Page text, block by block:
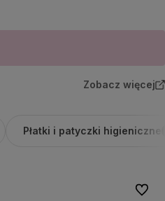
Zobacz więcej
Płatki i patyczki higieniczne
Do